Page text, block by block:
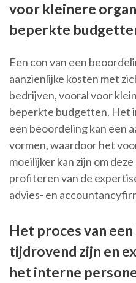
voor kleinere
beperkte
Een con van een
aanzienlijke kosten met
bedrijven, vooral voor
beperkte budgetten. Het
een beoordeling kan een
vormen, waardoor het
moeilijker kan zijn om
profiteren van de
advies- en
Het proces van
tijdrovend zijn en
het interne